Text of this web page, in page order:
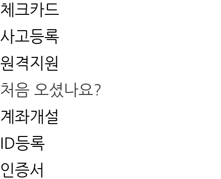
체크카드
사고등록
원격지원
처음 오셨나요?
계좌개설
ID등록
인증서